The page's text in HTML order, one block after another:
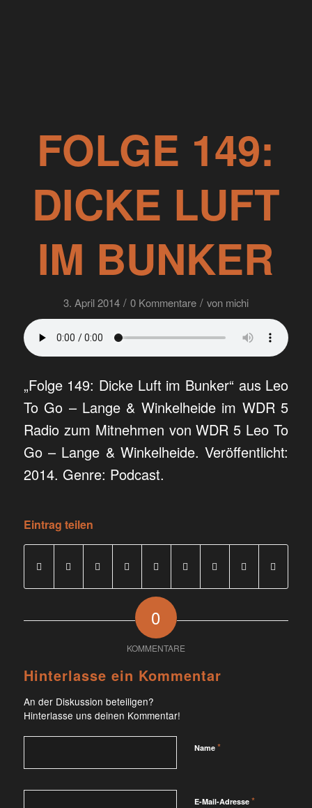
FOLGE 149:
DICKE LUFT
IM BUNKER
3. April 2014 / 0 Kommentare / von michi
„Folge 149: Dicke Luft im Bunker“ aus Leo
To Go – Lange & Winkelheide im WDR 5
Radio zum Mitnehmen von WDR 5 Leo To
Go – Lange & Winkelheide. Veröffentlicht:
2014. Genre: Podcast.
Eintrag teilen
0
KOMMENTARE
Hinterlasse ein Kommentar
An der Diskussion beteiligen?
Hinterlasse uns deinen Kommentar!
Name *
E-Mail-Adresse *